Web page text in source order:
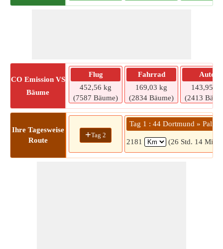
CO Emission VS
Bäume
Flug
452,56 kg
(7587 Bäume)
Fahrrad
169,03 kg
(2834 Bäume)
Auto
143,95 kg
(2413
Ihre Tagesweise
Route
+Tag 2
Tag 1 : 44 Dortmund » Palma
2181 (26 Std. 14 Min.)